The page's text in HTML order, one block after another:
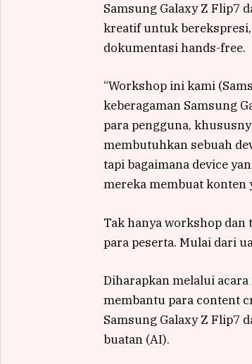
Samsung Galaxy Z Flip7
kreatif untuk
dokumentasi hands-free.
“Workshop ini kami
keberagaman Samsung
para pengguna,
membutuhkan sebuah
tapi bagaimana device
mereka membuat konten
Tak hanya workshop
para peserta. Mulai dari
Diharapkan melalui
membantu para content
Samsung Galaxy Z Flip7
buatan (AI).